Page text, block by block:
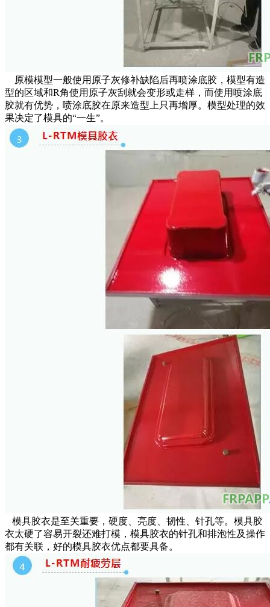
原模模型一般使用原子灰修补缺陷后再喷涂底胶，模型有造
型的区域和R角使用原子灰刮就会变形或走样，而使用喷涂底
胶就有优势，喷涂底胶在原来造型上只再增厚。模型处理的效
果决定了模具的“一生”。
模具胶衣是至关重要，硬度、亮度、韧性、针孔等。模具胶
衣太硬了容易开裂还难打模，模具胶衣的针孔和排泡性及操作
都有关联，好的模具胶衣优点都要具备。